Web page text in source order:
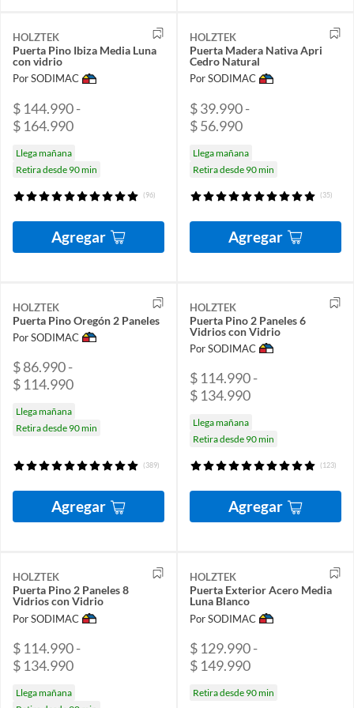
HOLZTEK
Puerta Pino Ibiza Media Luna
con vidrio
Por SODIMAC
$ 144.990 -
$ 164.990
Llega mañana
Retira desde 90 min
(96)
Agregar
HOLZTEK
Puerta Madera Nativa Apri
Cedro Natural
Por SODIMAC
$ 39.990 -
$ 56.990
Llega mañana
Retira desde 90 min
(35)
Agregar
HOLZTEK
Puerta Pino Oregón 2 Paneles
Por SODIMAC
$ 86.990 -
$ 114.990
Llega mañana
Retira desde 90 min
(389)
Agregar
HOLZTEK
Puerta Pino 2 Paneles 6
Vidrios con Vidrio
Por SODIMAC
$ 114.990 -
$ 134.990
Llega mañana
Retira desde 90 min
(123)
Agregar
HOLZTEK
Puerta Pino 2 Paneles 8
Vidrios con Vidrio
Por SODIMAC
$ 114.990 -
$ 134.990
Llega mañana
HOLZTEK
Puerta Exterior Acero Media
Luna Blanco
Por SODIMAC
$ 129.990 -
$ 149.990
Retira desde 90 min